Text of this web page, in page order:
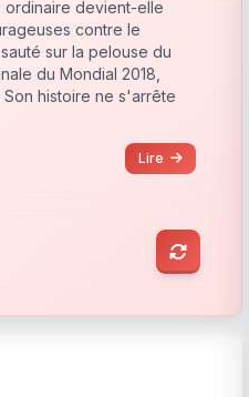
ordinaire devient-elle
contre le
sur la pelouse du
du Mondial 2018,
histoire ne s'arrête
Lire